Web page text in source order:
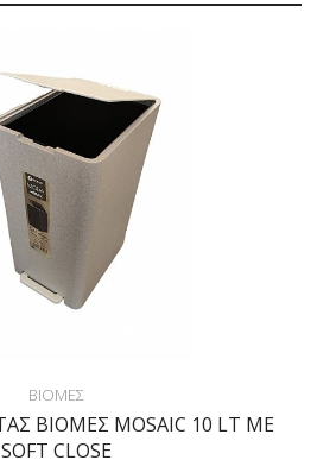
ΒΙΟΜΕΣ
ΒΙΟΜΕΣ MOSAIC 10 LT ΜΕ
SOFT CLOSE